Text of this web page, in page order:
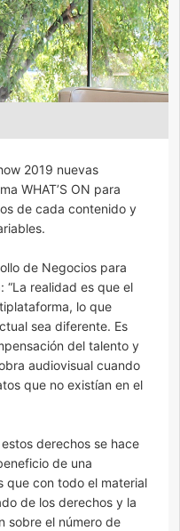
2019 nuevas
WHAT’S ON para
de cada contenido y
de Negocios para
“La realidad es que el
lo que
sea diferente. Es
del talento y
audiovisual cuando
que no existían en el
derechos se hace
de una
que con todo el material
de los derechos y la
sobre el número de